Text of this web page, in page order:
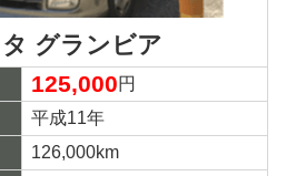
タ グランビア
125,000円
平成11年
126,000km